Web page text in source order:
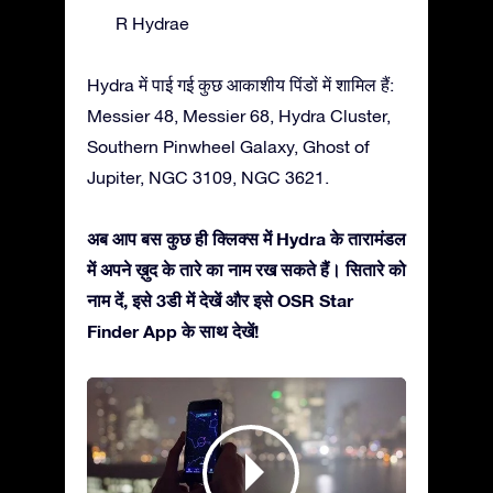
R Hydrae
Hydra में पाई गई कुछ आकाशीय पिंडों में शामिल हैं:
Messier 48, Messier 68, Hydra Cluster,
Southern Pinwheel Galaxy, Ghost of
Jupiter, NGC 3109, NGC 3621.
अब आप बस कुछ ही क्लिक्स में Hydra के तारामंडल
में अपने ख़ुद के तारे का नाम रख सकते हैं। सितारे को
नाम दें, इसे 3डी में देखें और इसे OSR Star
Finder App के साथ देखें!